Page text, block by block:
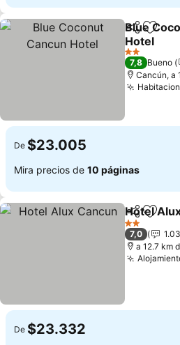
Compartir
Blue
Hotel
Ver
2 Estrellas
7,8 Bueno
Cancún, a
De $23.005
Mira precios de 10 páginas
Compartir
Hotel
2 Estrellas
7,0
a 12.7 km
De $23.332